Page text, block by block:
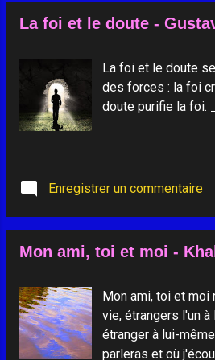
inventé Saint
inventer Pour ...
toujours en avant.
chacun à son
cocon pour devenir
moins qu'il ne
de fruit " 1 . Il nous
il y a la mort
pleurer mais ce
passage, vers le
La foi et le doute -
La foi et le doute
des forces : la foi
doute purifie la foi.
Enregistrer un commentaire
Mon ami, toi et moi -
Mon ami, toi et moi
vie, étrangers l'un à
étranger à lui-
parleras et où